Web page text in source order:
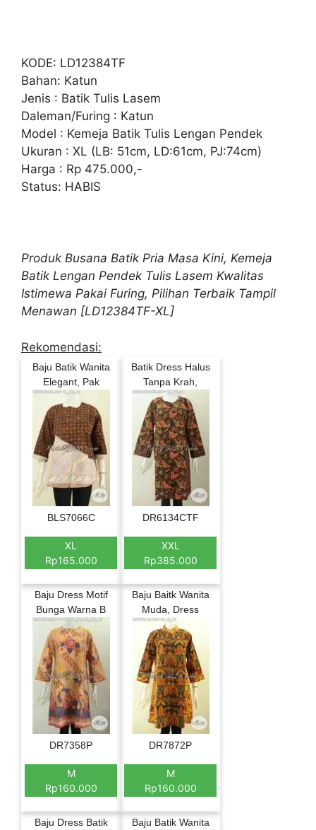
KODE: LD12384TF
Bahan: Katun
Jenis : Batik Tulis Lasem
Daleman/Furing : Katun
Model : Kemeja Batik Tulis Lengan Pendek
Ukuran : XL (LB: 51cm, LD:61cm, PJ:74cm)
Harga : Rp 475.000,-
Status: HABIS
Produk Busana Batik Pria Masa Kini, Kemeja
Batik Lengan Pendek Tulis Lasem Kwalitas
Istimewa Pakai Furing, Pilihan Terbaik Tampil
Menawan [LD12384TF-XL]
Rekomendasi:
Baju Batik Wanita
Elegant, Pak
BLS7066C
XL
Rp165.000
Batik Dress Halus
Tanpa Krah,
DR6134CTF
XXL
Rp385.000
Baju Dress Motif
Bunga Warna B
DR7358P
M
Rp160.000
Baju Baitk Wanita
Muda, Dress
DR7872P
M
Rp160.000
Baju Dress Batik
Baju Batik Wanita